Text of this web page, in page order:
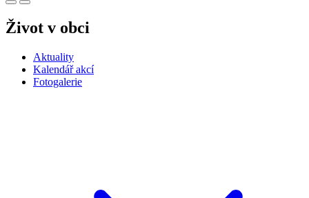
Život v obci
Aktuality
Kalendář akcí
Fotogalerie